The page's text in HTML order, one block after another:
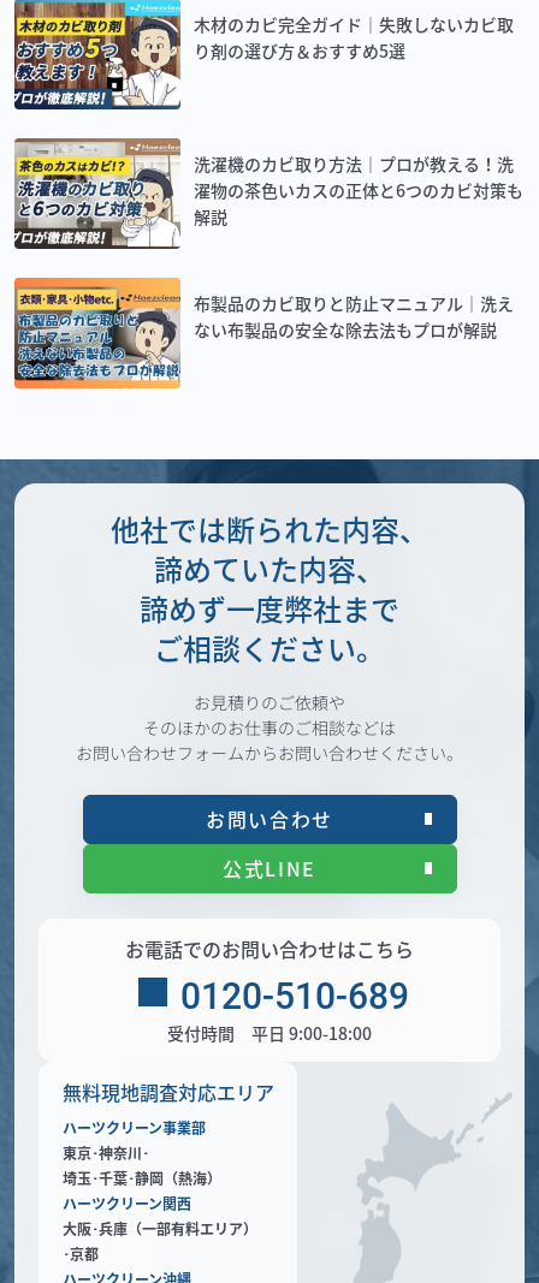
木材のカビ完全ガイド｜失敗しないカビ取
り剤の選び方＆おすすめ5選
洗濯機のカビ取り方法｜プロが教える！洗
濯物の茶色いカスの正体と6つのカビ対策も
解説
布製品のカビ取りと防止マニュアル｜洗え
ない布製品の安全な除去法もプロが解説
無料現地調査対応エリア
ハーツクリーン事業部
東京･神奈川･
埼玉･千葉･静岡（熱海）
ハーツクリーン関西
大阪･兵庫（一部有料エリア）
･京都
他社では断られた内容、
諦めていた内容、
諦めず一度弊社まで
ご相談ください。
お見積りのご依頼や
そのほかのお仕事のご相談などは
お問い合わせフォームからお問い合わせください。
お問い合わせ
公式LINE
お電話でのお問い合わせはこちら
0120-510-689
受付時間 平日 9:00-18:00